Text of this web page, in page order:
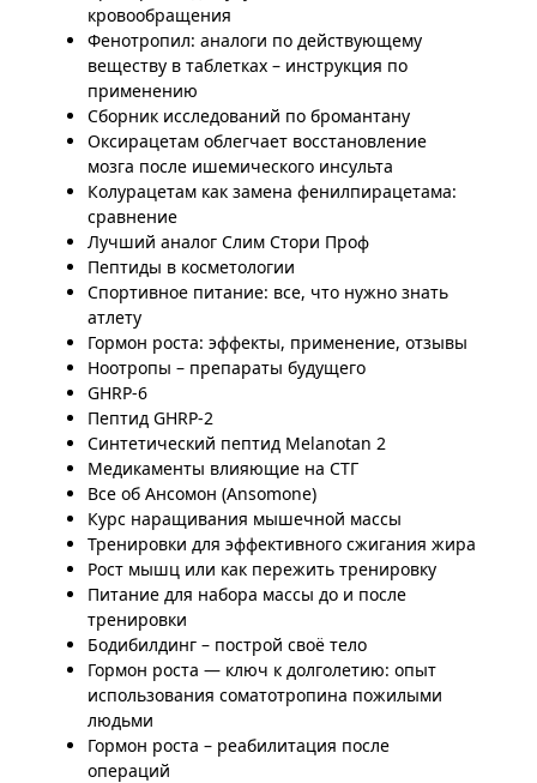
кровообращения
Фенотропил: аналоги по действующему
веществу в таблетках – инструкция по
применению
Сборник исследований по бромантану
Оксирацетам облегчает восстановление
мозга после ишемического инсульта
Колурацетам как замена фенилпирацетама:
сравнение
Лучший аналог Слим Стори Проф
Пептиды в косметологии
Спортивное питание: все, что нужно знать
атлету
Гормон роста: эффекты, применение, отзывы
Ноотропы – препараты будущего
GHRP-6
Пептид GHRP-2
Синтетический пептид Melanotan 2
Медикаменты влияющие на СТГ
Все об Ансомон (Ansomone)
Курс наращивания мышечной массы
Тренировки для эффективного сжигания жира
Рост мышц или как пережить тренировку
Питание для набора массы до и после
тренировки
Бодибилдинг – построй своё тело
Гормон роста — ключ к долголетию: опыт
использования соматотропина пожилыми
людьми
Гормон роста – реабилитация после
операций